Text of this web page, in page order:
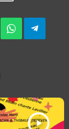
play_arrow